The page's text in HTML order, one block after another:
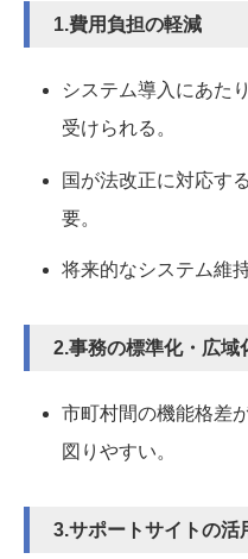
1.費用負担の軽減
システム導入にあた
受けられる。
国が法改正に対応す
要。
将来的なシステム維
2.事務の標準化・広域
市町村間の機能格差
図りやすい。
3.サポートサイトの活